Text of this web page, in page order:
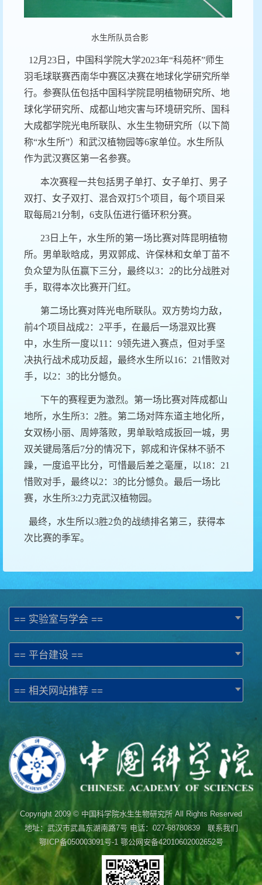
水生所队员合影
12月 23 日，中国科学院大学2023年“科苑杯”师生
羽毛球联赛西南华中赛区决赛在地球化学研究所举
行。参赛队伍包括中国科学院昆明植物研究所、地
球化学研究所、成都山地灾害与环境研究所、国科
大成都学院光电所联队、水生生物研究所（以下简
称“水生所”）和武汉植物园等6家单位。水生所队
作为武汉赛区第一名参赛。
本次赛程一共包括男子单打、女子单打、男子
双打、女子双打、混合双打5个项目，每个项目采
取每局21 分制， 6支队伍进行循环积分赛。
23 日上午，水生所的第一场比赛对阵昆明植物
所。男单耿晗成，男双郭成、许保林和女单丁苗不
负众望为队伍赢下三分，最终以3： 2的比分战胜对
手，取得本次比赛开门红。
第二场比赛对阵光电所联队。双方势均力敌，
前4个项目战成2 ： 2平手，在最后一场混双比赛
中，水生所一度以11 ： 9领先进入赛点，但对手坚
决执行战术成功反超，最终水生所以16： 21惜败对
手，以2 ： 3的比分憾负。
下午的赛程更为激烈。第一场比赛对阵成都山
地所，水生所3： 2胜。第二场对阵东道主地化所，
女双杨小丽、周婷落败，男单耿晗成扳回一城，男
双关键局落后7分的情况下，郭成和许保林不骄不
躁，一度追平比分，可惜最后差之毫厘，以18： 21
惜败对手，最终以2 ： 3的比分憾负。最后一场比
赛，水生所3:2力克武汉植物园。
最终，水生所以3胜2负的战绩排名第三，获得本
次比赛的季军。
== 实验室与学会 ==
== 平台建设 ==
== 相关网站推荐 ==
Copyright 2009 © 中国科学院水生生物研究所 All Rights Reserved
地址：武汉市武昌东湖南路7号 电话：027-68780839 联系我们
鄂ICP备050003091号-1 鄂公网安备42010602002652号